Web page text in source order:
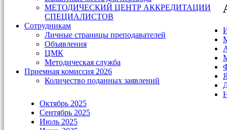
МЕТОДИЧЕСКИЙ ЦЕНТР АККРЕДИТАЦИИ
СПЕЦИАЛИСТОВ
Сотрудникам
Личные страницы преподавателей
Объявления
ЦМК
Методическая служба
Приемная комиссия 2026
Количество поданных заявлений
Октябрь 2025
Сентябрь 2025
Июль 2025